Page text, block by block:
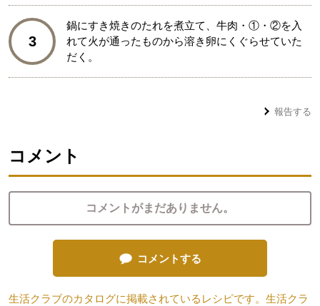
3
鍋にすき焼きのたれを煮立て、牛肉・①・②を入
れて火が通ったものから溶き卵にくぐらせていた
だく。
報告する
コメント
コメントがまだありません。
コメントする
生活クラブのカタログに掲載されているレシピです。生活クラ